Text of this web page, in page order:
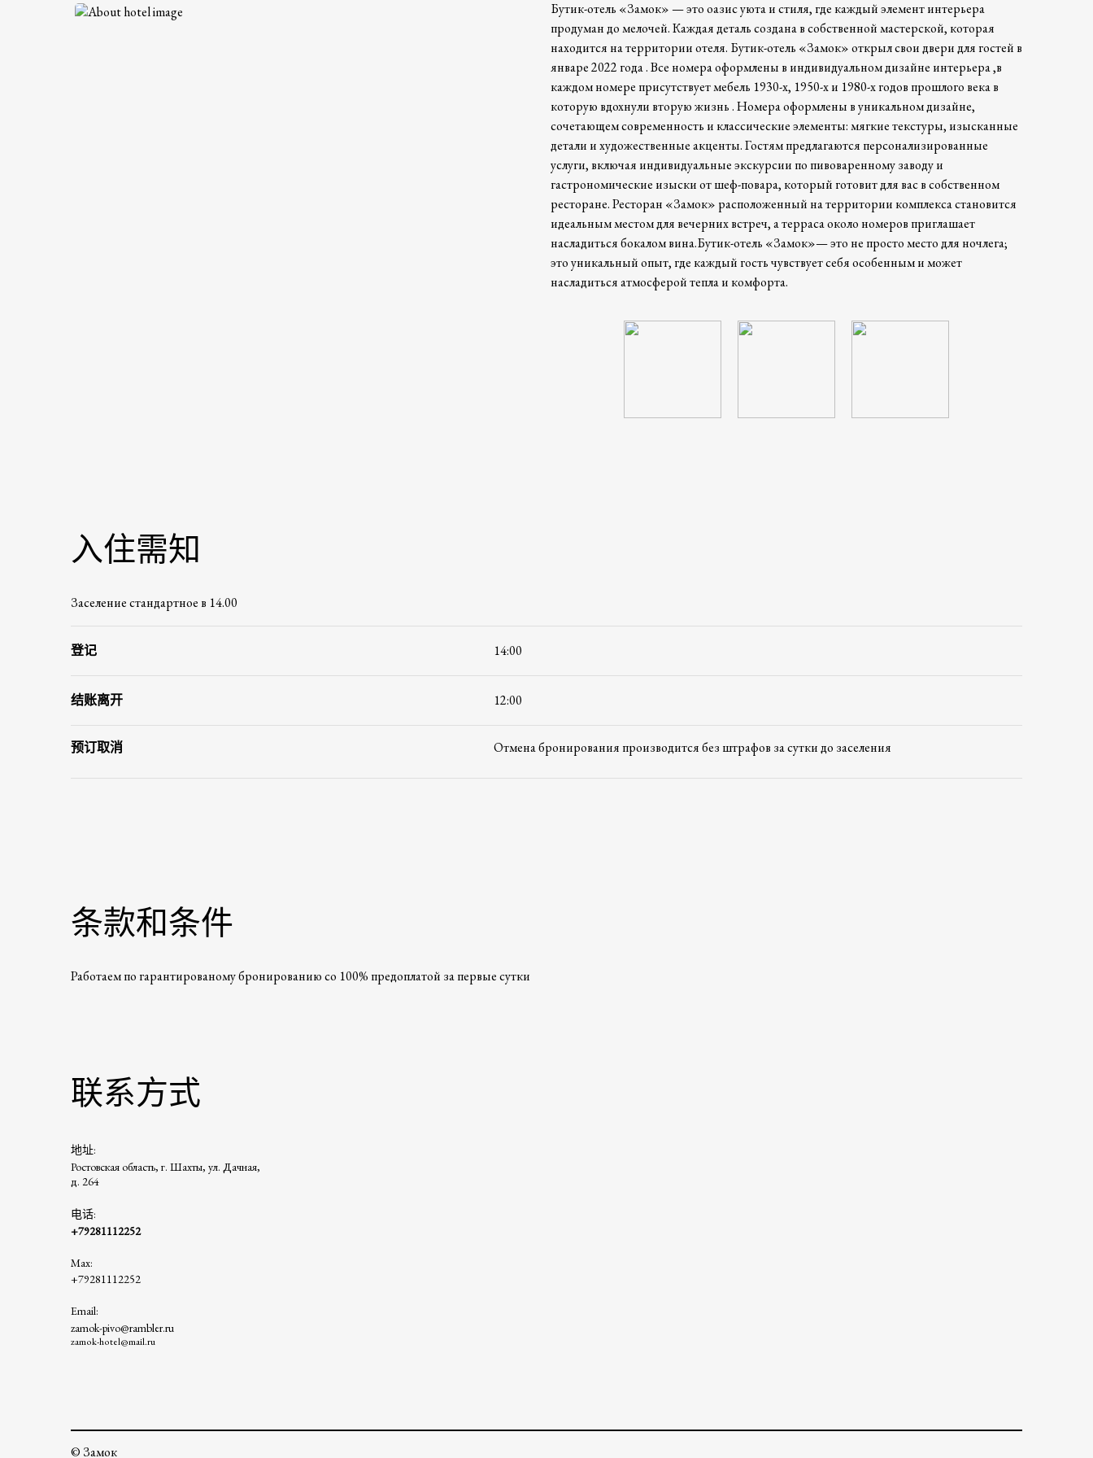
Бутик-отель «Замок» — это оазис уюта и стиля, где каждый элемент интерьера
продуман до мелочей. Каждая деталь создана в собственной мастерской, которая
находится на территории отеля. Бутик-отель «Замок» открыл свои двери для гостей в
январе 2022 года . Все номера оформлены в индивидуальном дизайне интерьера ,в
каждом номере присутствует мебель 1930-х, 1950-х и 1980-х годов прошлого века в
которую вдохнули вторую жизнь . Номера оформлены в уникальном дизайне,
сочетающем современность и классические элементы: мягкие текстуры, изысканные
детали и художественные акценты. Гостям предлагаются персонализированные
услуги, включая индивидуальные экскурсии по пивоваренному заводу и
гастрономические изыски от шеф-повара, который готовит для вас в собственном
ресторане. Ресторан «Замок» расположенный на территории комплекса становится
идеальным местом для вечерних встреч, а терраса около номеров приглашает
насладиться бокалом вина.Бутик-отель «Замок»— это не просто место для ночлега;
это уникальный опыт, где каждый гость чувствует себя особенным и может
насладиться атмосферой тепла и комфорта.
入住需知
Заселение стандартное в 14.00
登记 14:00
结账离开 12:00
预订取消 Отмена бронирования производится без штрафов за сутки до заселения
条款和条件
Работаем по гарантированому бронированию со 100% предоплатой за первые сутки
联系方式
地址:
Ростовская область, г. Шахты, ул. Дачная,
д. 264
电话:
+79281112252
Max:
+79281112252
Email:
zamok-pivo@rambler.ru
zamok-hotel@mail.ru
© Замок